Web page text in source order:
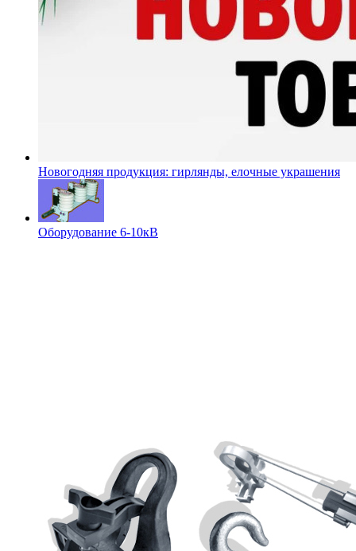
Новогодняя продукция: гирлянды, елочные украшения
Оборудование 6-10кВ